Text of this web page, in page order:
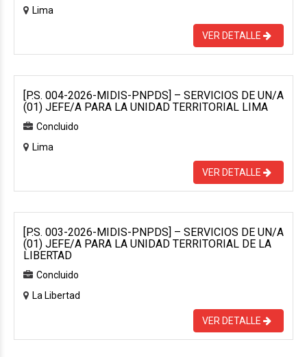
Lima
VER DETALLE
[P.S. 004-2026-MIDIS-PNPDS] – SERVICIOS DE UN/A
(01) JEFE/A PARA LA UNIDAD TERRITORIAL LIMA
Concluido
Lima
VER DETALLE
[P.S. 003-2026-MIDIS-PNPDS] – SERVICIOS DE UN/A
(01) JEFE/A PARA LA UNIDAD TERRITORIAL DE LA
LIBERTAD
Concluido
La Libertad
VER DETALLE